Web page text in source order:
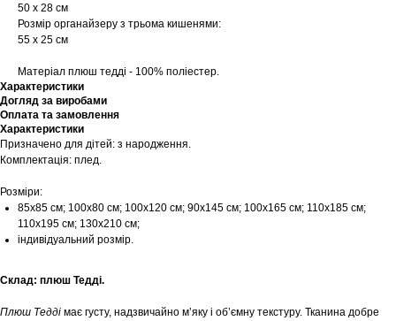
50 х 28 см
Розмір органайзеру з трьома кишенями:
55 х 25 см
Матеріал плюш тедді - 100% поліестер.
Характеристики
Догляд за виробами
Оплата та замовлення
Характеристики
Призначено для дітей: з народження.
Комплектація: плед.
Розміри:
85х85 см; 100х80 см; 100х120 см; 90х145 см; 100х165 см; 110х185 см;
110х195 см; 130х210 см;
індивідуальний розмір.
Склад: плюш Тедді.
Плюш Тедді має густу, надзвичайно м’яку і об’ємну текстуру. Тканина добре